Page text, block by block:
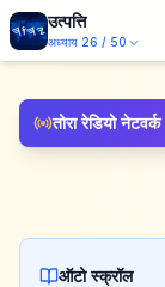
उत्पत्ति
अध्याय 26 / 50
तोरा रेडियो नेटवर्क
ऑटो स्क्रॉल